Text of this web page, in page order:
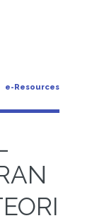
e-Resources